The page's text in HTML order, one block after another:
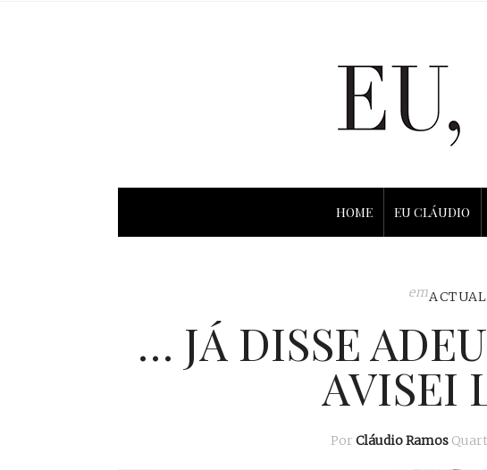
HOME EU CLÁUDIO
em
… JÁ DISSE
AVISEI
Por Cláudio Ramos